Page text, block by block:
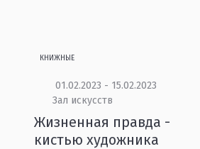
КНИЖНЫЕ
01.02.2023 - 15.02.2023
Зал искусств
Жизненная правда -
кистью художника